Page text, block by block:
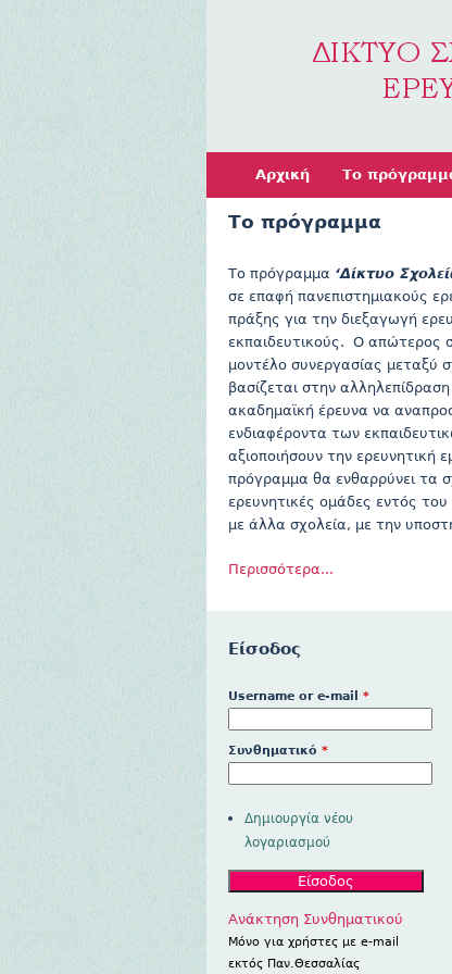
Αρχική Το
Το πρόγραμμα
Το πρόγραμμα ‘Δίκτυο
σε επαφή πανεπιστημιακούς
πράξης για την διεξαγωγή
εκπαιδευτικούς. Ο απώτερος
μοντέλο συνεργασίας μεταξύ
βασίζεται στην
ακαδημαϊκή έρευνα να
ενδιαφέροντα των
αξιοποιήσουν την ερευνητική
πρόγραμμα θα ενθαρρύνει τα
ερευνητικές ομάδες εντός
με άλλα σχολεία, με την
Περισσότερα...
Είσοδος
Username or e-mail *
Συνθηματικό *
Δημιουργία νέου
λογαριασμού
Ανάκτηση Συνθηματικού
Mόνο για χρήστες με e-mail
εκτός Παν.Θεσσαλίας